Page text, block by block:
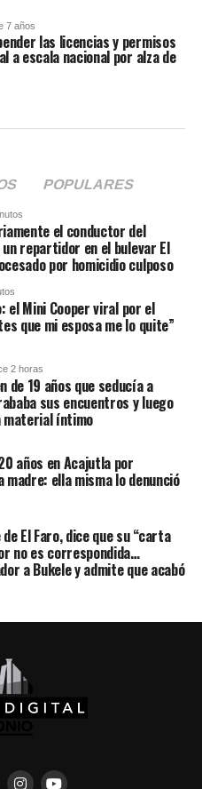
7 años
las licencias y permisos
a escala nacional por alza de
POPULARES
el conductor del
repartidor en el bulevar El
por homicidio culposo
el Mini Cooper viral por el
que mi esposa me lo quite”
2 horas
de 19 años que seducía a
sus encuentros y luego
material íntimo
años en Acajutla por
madre: ella misma lo denunció
El Faro, dice que su “carta
no es correspondida…
a Bukele y admite que acabó